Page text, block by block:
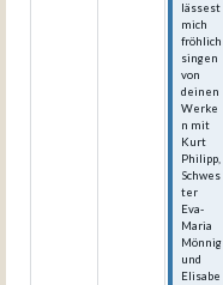
lässest
mich
fröhlich
singen
von
deinen
Werke
n mit
Kurt
Philipp,
Schwes
ter
Eva-
Maria
Mönnig
und
Elisabe